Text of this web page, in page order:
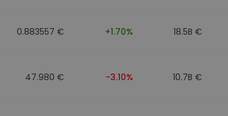
0.883557 € +1.70% 18.5B €
47.980 € -3.10% 10.7B €